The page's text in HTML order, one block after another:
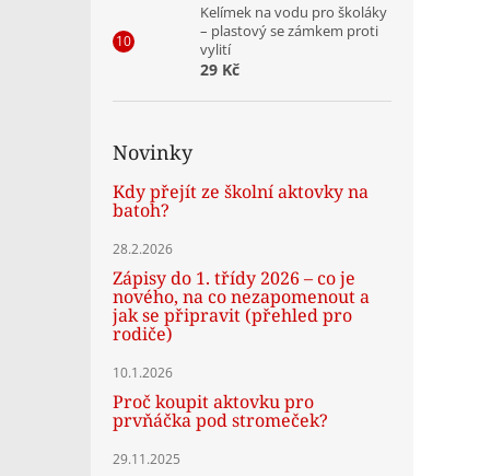
Kelímek na vodu pro školáky
– plastový se zámkem proti
vylití
29 Kč
Novinky
Kdy přejít ze školní aktovky na
batoh?
28.2.2026
Zápisy do 1. třídy 2026 – co je
nového, na co nezapomenout a
jak se připravit (přehled pro
rodiče)
10.1.2026
Proč koupit aktovku pro
prvňáčka pod stromeček?
29.11.2025